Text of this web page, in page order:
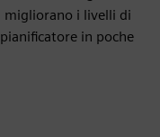
migliorano i livelli di
in poche